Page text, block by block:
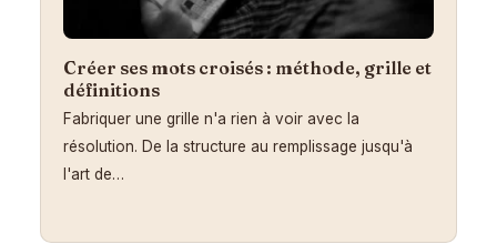
Créer ses mots croisés : méthode, grille et
définitions
Fabriquer une grille n'a rien à voir avec la
résolution. De la structure au remplissage jusqu'à
l'art de…